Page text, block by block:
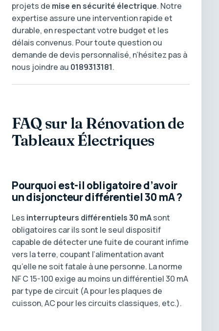
projets de mise en sécurité électrique. Notre
expertise assure une intervention rapide et
durable, en respectant votre budget et les
délais convenus. Pour toute question ou
demande de devis personnalisé, n’hésitez pas à
nous joindre au 0189313181.
FAQ sur la Rénovation de
Tableaux Électriques
Pourquoi est-il obligatoire d’avoir
un disjoncteur différentiel 30 mA ?
Les interrupteurs différentiels 30 mAsont
obligatoires car ils sont le seul dispositif
capable de détecter une fuite de courant infime
vers la terre, coupant l’alimentation avant
qu’elle ne soit fatale à une personne. La norme
NF C 15-100 exige au moins un différentiel 30 mA
par type de circuit (A pour les plaques de
cuisson, AC pour les circuits classiques, etc.).